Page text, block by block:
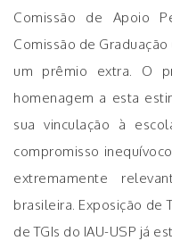
Comissão de Apoio
Comissão de
um prêmio extra. O
homenagem a esta
sua vinculação à
compromisso
extremamente
brasileira. Exposição de
de TGIs do IAU-USP já